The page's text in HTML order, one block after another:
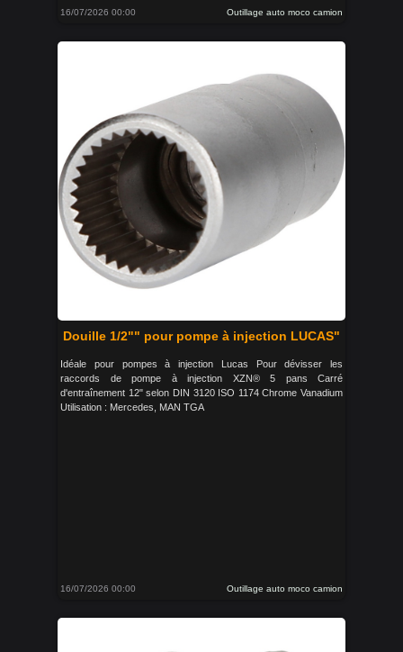
16/07/2026 00:00 Outillage auto moco camion
Douille 1/2"" pour pompe à injection LUCAS"
Idéale pour pompes à injection Lucas Pour dévisser les
raccords de pompe à injection XZN® 5 pans Carré
d'entraînement 12" selon DIN 3120 ISO 1174 Chrome Vanadium
Utilisation : Mercedes, MAN TGA
16/07/2026 00:00 Outillage auto moco camion